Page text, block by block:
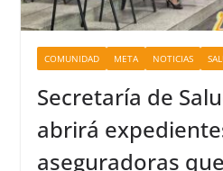
COMUNIDAD META NOTICIAS
Secretaría de
abrirá
aseguradoras